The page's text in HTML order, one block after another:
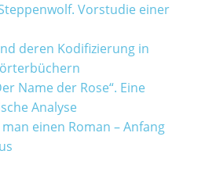
Vorstudie einer
deren Kodifizierung in
Name der Rose“. Eine
Analyse
einen Roman – Anfang